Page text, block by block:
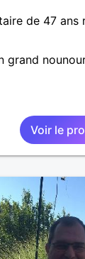
de 47 ans
grand
Voir le